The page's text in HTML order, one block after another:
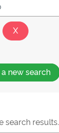
new search
search results.